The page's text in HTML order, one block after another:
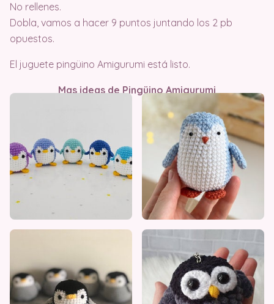
No rellenes.
Dobla, vamos a hacer 9 puntos juntando los 2 pb
opuestos.
El juguete pingüino Amigurumi está listo.
Mas ideas de Pingüino Amigurumi